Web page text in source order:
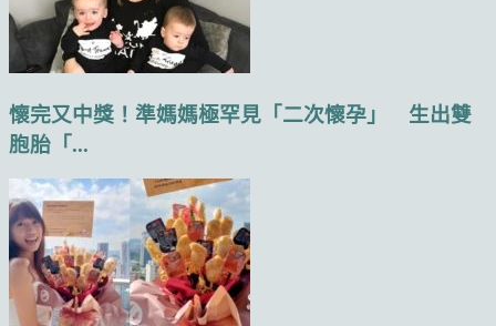
懷完又中獎！準媽媽極罕見「二次懷孕」 生出雙
胞胎「...